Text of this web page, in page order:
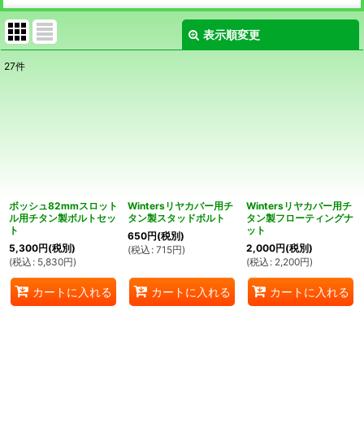
表示順変更
絞り込む
27件
ボッシュ82mmスロット
ル用チタン製ボルトセッ
ト
5,300円(税別)
(税込 : 5,830円)
カートに入れる
Wintersリヤカバー用チ
タン製スタッドボルト
650円(税別)
(税込 : 715円)
カートに入れる
Wintersリヤカバー用チ
タン製フローティングナ
ット
2,000円(税別)
(税込 : 2,200円)
カートに入れる